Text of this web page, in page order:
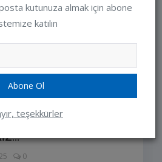
kutunuza almak için abone
katılın
Abone Ol
teşekkürler
DOLAYI
0